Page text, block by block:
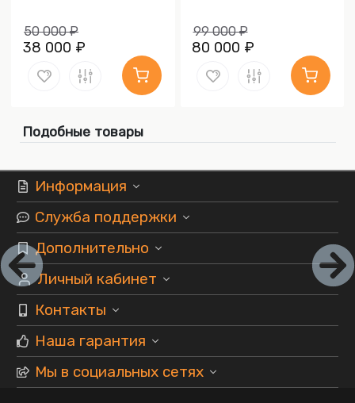
50 000 ₽
38 000 ₽
99 000 ₽
80 000 ₽
Подобные товары
Информация
Служба поддержки
Дополнительно
Личный кабинет
Контакты
Наша гарантия
Мы в социальных сетях